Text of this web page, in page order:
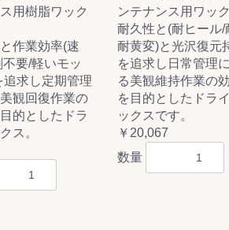
用樹脂ワック
作業効率(速
要/軽いモッ
追求し定期管理
観回復作業の
的としたドラ
ス。
ンテナンス用ワック
耐久性と(耐ヒール/
耐黄変)と光沢復元
を追求し日常管理
る美観維持作業の
を目的としたドラ
ックスです。
￥20,067
数量